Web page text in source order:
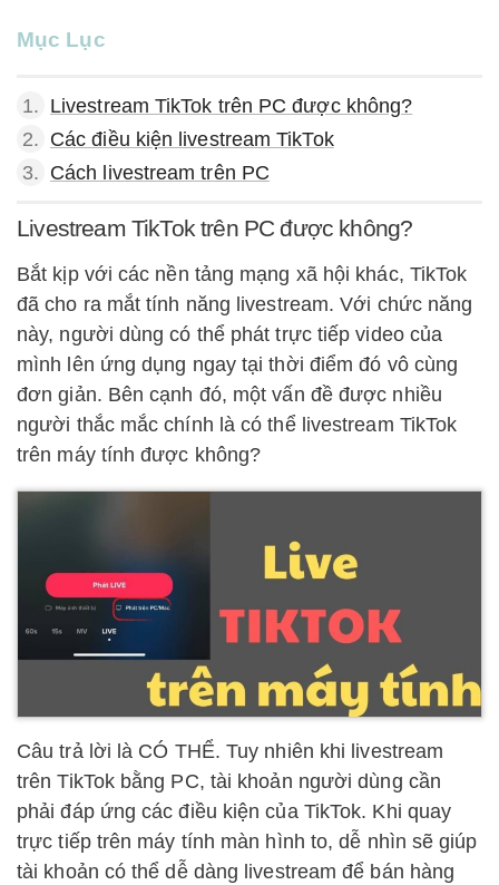
Mục Lục
1. Livestream TikTok trên PC được không?
2. Các điều kiện livestream TikTok
3. Cách livestream trên PC
Livestream TikTok trên PC được không?
Bắt kịp với các nền tảng mạng xã hội khác, TikTok
đã cho ra mắt tính năng livestream. Với chức năng
này, người dùng có thể phát trực tiếp video của
mình lên ứng dụng ngay tại thời điểm đó vô cùng
đơn giản. Bên cạnh đó, một vấn đề được nhiều
người thắc mắc chính là có thể livestream TikTok
trên máy tính được không?
Câu trả lời là CÓ THỂ. Tuy nhiên khi livestream
trên TikTok bằng PC, tài khoản người dùng cần
phải đáp ứng các điều kiện của TikTok. Khi quay
trực tiếp trên máy tính màn hình to, dễ nhìn sẽ giúp
tài khoản có thể dễ dàng livestream để bán hàng